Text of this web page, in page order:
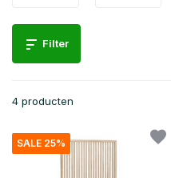
Filter
4 producten
SALE 25%